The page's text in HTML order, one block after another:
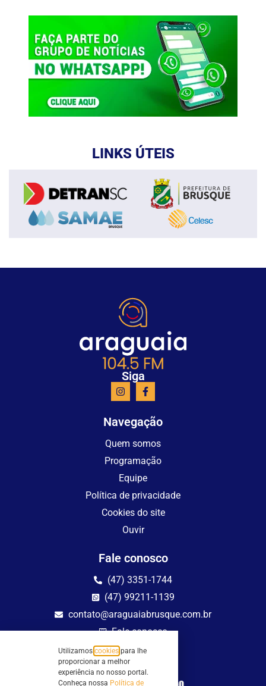
LINKS ÚTEIS
Siga
Navegação
Quem somos
Programação
Equipe
Política de privacidade
Cookies do site
Ouvir
Fale conosco
(47) 3351-1744
(47) 99211-1139
contato@araguaiabrusque.com.br
Fale conosco
Site seguro
Utilizamos cookies para lhe
proporcionar a melhor
experiência no nosso portal.
Conheça nossa Política de